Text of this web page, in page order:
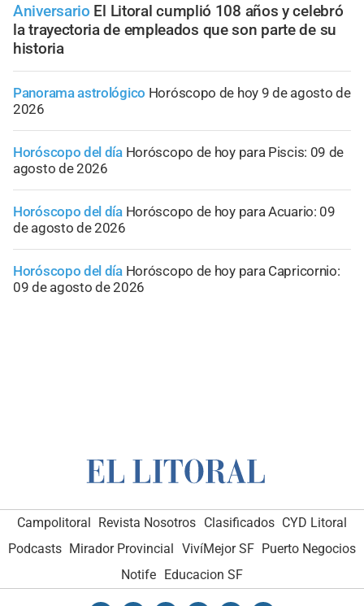
Aniversario El Litoral cumplió 108 años y celebró
la trayectoria de empleados que son parte de su
historia
Panorama astrológico Horóscopo de hoy 9 de agosto de
2026
Horóscopo del día Horóscopo de hoy para Piscis: 09 de
agosto de 2026
Horóscopo del día Horóscopo de hoy para Acuario: 09
de agosto de 2026
Horóscopo del día Horóscopo de hoy para Capricornio:
09 de agosto de 2026
Campolitoral Revista Nosotros Clasificados CYD Litoral
Podcasts Mirador Provincial VivíMejor SF Puerto Negocios
Notife Educacion SF